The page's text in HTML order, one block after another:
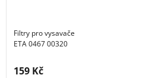
Filtry pro vysavače
ETA 0467 00320
Cena s DPH:
159 Kč